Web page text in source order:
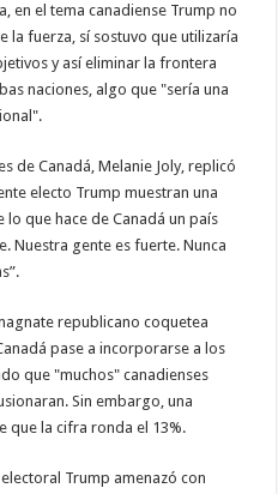
en el tema canadiense Trump no
la fuerza, sí sostuvo que utilizaría
y así eliminar la frontera
naciones, algo que "sería una
de Canadá, Melanie Joly, replicó
electo Trump muestran una
que hace de Canadá un país
Nuestra gente es fuerte. Nunca
republicano coquetea
pase a incorporarse a los
que "muchos" canadienses
Sin embargo, una
que la cifra ronda el 13%.
Trump amenazó con